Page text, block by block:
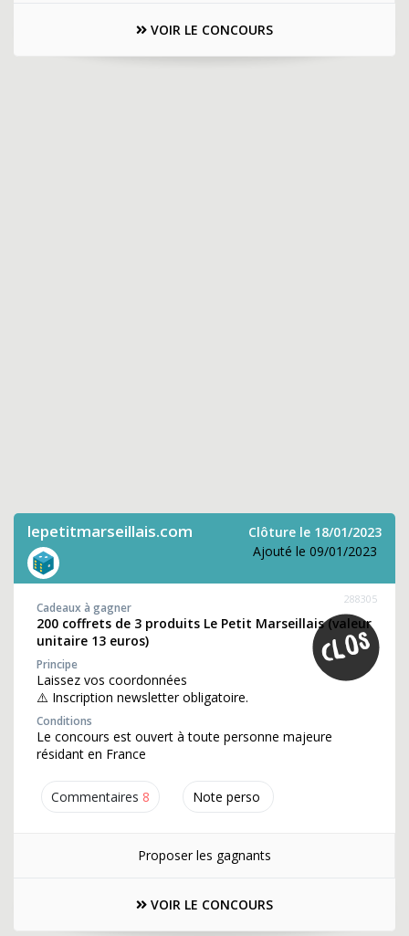
VOIR LE CONCOURS
lepetitmarseillais.com
Clôture le 18/01/2023
Ajouté le 09/01/2023
Commentaires 8 Note perso
288305
Cadeaux à gagner
200 coffrets de 3 produits Le Petit Marseillais (valeur
unitaire 13 euros)
Principe
Laissez vos coordonnées
⚠️ Inscription newsletter obligatoire.
Conditions
Le concours est ouvert à toute personne majeure
résidant en France
Proposer les gagnants
VOIR LE CONCOURS